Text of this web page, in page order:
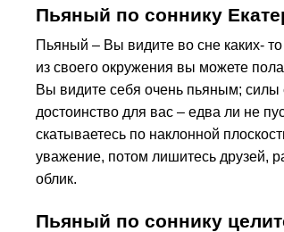
Пьяный по соннику
Пьяный – Вы видите во сне каких-
из своего окружения вы можете
Вы видите себя очень пьяным; силы
достоинство для вас – едва ли не
скатываетесь по наклонной
уважение, потом лишитесь друзей,
облик.
Пьяный по соннику